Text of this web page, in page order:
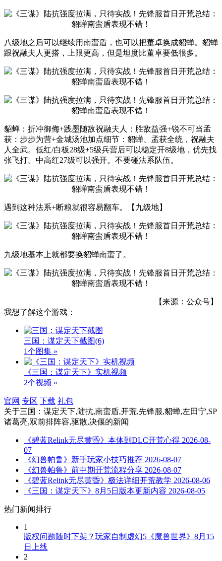
八级地之后可以继续用南蛮盾，也可以把董卓换成貂蝉。貂蝉
跟祝融夫人更搭，上限更高，但是坦度比董卓要低很多。
貂蝉：折冲御侮+践墨随敌祝融夫人：胜敌益强+锐不可当孟
获：步步为营+金城汤池加点细节：貂蝉、孟获全统，祝融夫
人全武。低红/白板28级+5级兵营后可以稳定开8级地，优先找
张飞打。中高红27级可以强开。不要碰法系队伍。
遇到这种法系+断粮就很容易翻车。【九级地】
九级地基本上就都要换貂蝉南蛮了。
【来源：公众号】
我想了解这个游戏：
三国：谋定天下截图(6)
1个图集 »
《三国：谋定天下》实机视频
2个视频 »
官网 专区 下载 礼包
关于三国：谋定天下,陆抗,南蛮盾,开荒,先锋服,貂蝉,左田宁,SP
诸葛亮,双前排阵容,驱散,决偃的新闻
《碧蓝Relink无尽黄昏》本体到DLC开荒心得 2026-08-
07
《幻兽帕鲁》新手玩家小技巧推荐 2026-08-07
《幻兽帕鲁》前中期开荒流程分享 2026-08-07
《碧蓝Relink无尽黄昏》极法详细开荒教学 2026-08-06
《三国：谋定天下》8月5日版本更新内容 2026-08-05
热门新闻排行
1
版权问题随时下架？玩家自制虚幻5《魔兽世界》8月15
日上线
2